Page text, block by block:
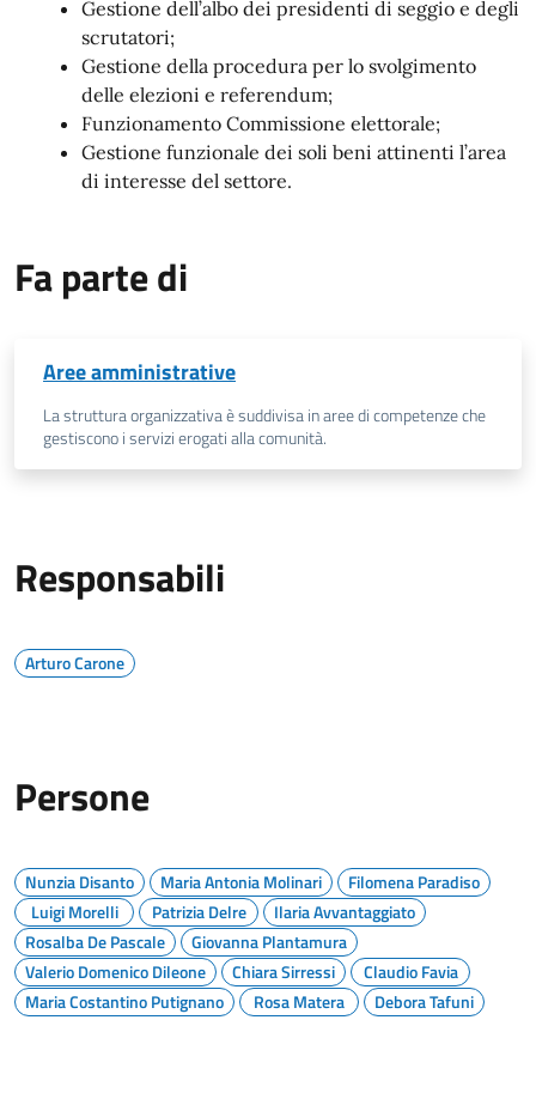
Gestione dell’albo dei presidenti di seggio e degli
scrutatori;
Gestione della procedura per lo svolgimento
delle elezioni e referendum;
Funzionamento Commissione elettorale;
Gestione funzionale dei soli beni attinenti l’area
di interesse del settore.
Fa parte di
Aree amministrative
La struttura organizzativa è suddivisa in aree di competenze che
gestiscono i servizi erogati alla comunità.
Responsabili
Arturo Carone
Persone
Nunzia Disanto Maria Antonia Molinari
Filomena Paradiso
Luigi Morelli
Patrizia Delre
Ilaria Avvantaggiato
Rosalba De Pascale
Giovanna Plantamura
Valerio Domenico Dileone
Chiara Sirressi
Claudio Favia
Maria Costantino Putignano
Rosa Matera Debora Tafuni